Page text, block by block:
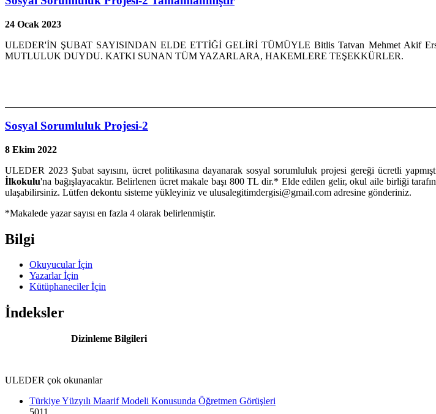
24 Ocak 2023
ULEDER'İN ŞUBAT SAYISINDAN ELDE ETTİĞİ GELİRİ TÜMÜYLE Bitlis Tatvan Mehmet
MUTLULUK DUYDU. KATKI SUNAN TÜM YAZARLARA, HAKEMLERE TEŞEKKÜRLER.
Sosyal Sorumluluk Projesi-2
8 Ekim 2022
ULEDER 2023 Şubat sayısını, ücret politikasına dayanarak sosyal sorumluluk projesi gereği ücretli
İlkokulu'na bağışlayacaktır. Belirlenen ücret makale başı 800 TL dir.* Elde edilen gelir, okul aile birliği
ulaşabilirsiniz. Lütfen dekontu sisteme yükleyiniz ve ulusalegitimdergisi@gmail.com adresine gönderiniz.
*Makalede yazar sayısı en fazla 4 olarak belirlenmiştir.
Bilgi
Okuyucular İçin
Yazarlar İçin
Kütüphaneciler İçin
İndeksler
Dizinleme Bilgileri
ULEDER çok okunanlar
Türkiye Yüzyılı Maarif Modeli Konusunda Öğretmen Görüşleri